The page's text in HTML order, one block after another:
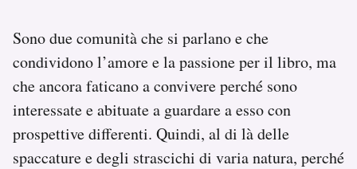
Sono due comunità che si parlano e che
condividono l’amore e la passione per il libro, ma
che ancora faticano a convivere perché sono
interessate e abituate a guardare a esso con
prospettive differenti. Quindi, al di là delle
spaccature e degli strascichi di varia natura, perché